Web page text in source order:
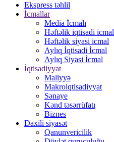
Ekspress təhlil
İcmallar
Media İcmalı
Həftəlik iqtisadi icmal
Həftəlik siyasi icmal
Aylıq İqtisadi İcmal
Aylıq Siyasi İcmal
İqtisadiyyat
Maliyyə
Makroiqtisadiyyat
Sənaye
Kənd təsərrüfatı
Biznes
Daxili siyasət
Qanunvericilik